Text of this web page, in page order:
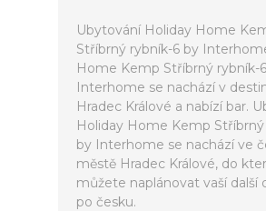
Ubytování Holiday Home
Stříbrný rybník-6 by
Home Kemp Stříbrný rybník-
Interhome se nachází v
Hradec Králové a nabízí bar.
Holiday Home Kemp
by Interhome se nachází ve
městě Hradec Králové, do
můžete naplánovat vaší další
po česku.